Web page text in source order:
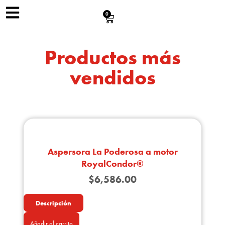
0
Productos más
vendidos
Aspersora La Poderosa a motor
RoyalCondor®
$6,586.00
Añadir al carrito
Descripción